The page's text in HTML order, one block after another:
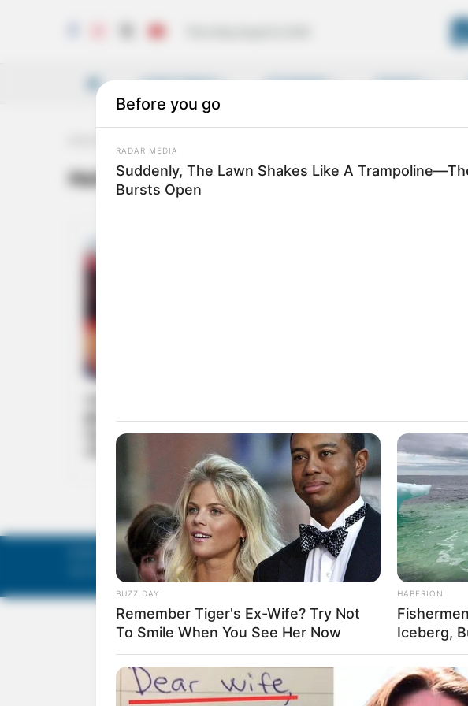
LATEST NEWS VICHARAM SPORTS
Maharaja Train
ഇന്ത്യൻ റെയിൽവേയുടെ ഏറ്റവും പ്രീമിയം
ട്രെയിൻ ഇതാണ്, യാത്രാനിരക്ക് അറിഞ്ഞാൽ
നിങ്ങൾ അത്ഭുതപ്പെടും !
Mathruka Pracharanalayam Limited.
Tech-enabled byAnanthapuri Technologies.